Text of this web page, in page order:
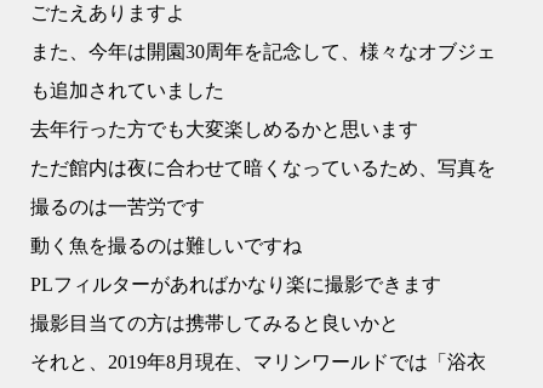
ごたえありますよ
また、今年は開園30周年を記念して、様々なオブジェ
も追加されていました
去年行った方でも大変楽しめるかと思います
ただ館内は夜に合わせて暗くなっているため、写真を
撮るのは一苦労です
動く魚を撮るのは難しいですね
PLフィルターがあればかなり楽に撮影できます
撮影目当ての方は携帯してみると良いかと
それと、2019年8月現在、マリンワールドでは「浴衣